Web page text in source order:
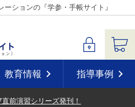
ーションの『学参・手帳サイト』
教育情報 指導事例
直前演習シリーズ発刊！